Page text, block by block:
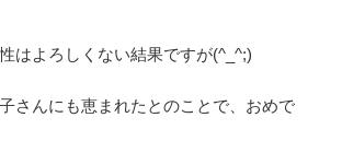
はよろしくない結果ですが(^_^;)
さんにも恵まれたとのことで、おめで